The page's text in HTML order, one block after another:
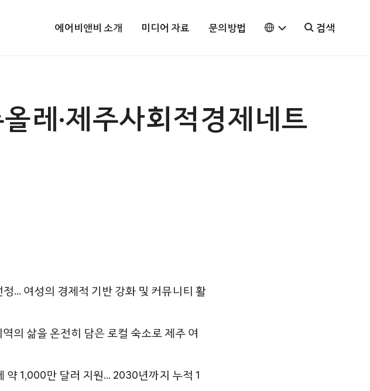
에어비앤비 소개 미디어 자료 문의방법 검색
레·제주사회적경제네트
… 여성의 경제적 기반 강화 및 커뮤니티 활
의 삶을 온전히 담은 로컬 숙소로 제주 여
약 1,000만 달러 지원… 2030년까지 누적 1